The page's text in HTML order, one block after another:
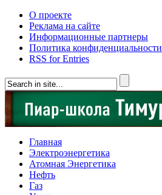
О проекте
Реклама на сайте
Информационные партнеры
Политика конфиденциальности
RSS for Entries
Главная
Электроэнергетика
Атомная Энергетика
Нефть
Газ